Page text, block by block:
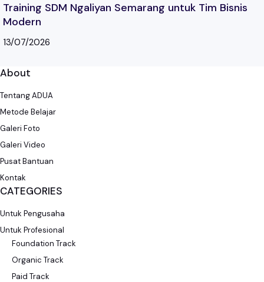
Training SDM Ngaliyan Semarang untuk Tim Bisnis
Modern
13/07/2026
About
Tentang ADUA
Metode Belajar
Galeri Foto
Galeri Video
Pusat Bantuan
Kontak
CATEGORIES
Untuk Pengusaha
Untuk Profesional
Foundation Track
Organic Track
Paid Track